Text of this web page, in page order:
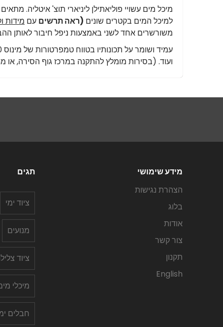
מיכל מים עשויי פוליאתילן ליניארי תוצ' איטליה.
למיכל המים בקטרים שונים (ראה תרשים עם מידות
משורשרים אחד לשני באמצעות ניפל חיבור לאותן
ועוד. (בסירות מומלץ להתקנה במרכז גוף הסירה,
מידע שימושי
הצהרת נגישות
בלוג
אודות
צור קשר
תקנון
English
תגים
ציוד ימי
מנועים
ציוד
מיכלי
חבלים